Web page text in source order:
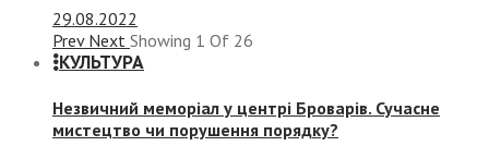
29.08.2022
Prev Next Showing 1 Of 26
КУЛЬТУРА
Незвичний меморіал у центрі Броварів. Сучасне
мистецтво чи порушення порядку?